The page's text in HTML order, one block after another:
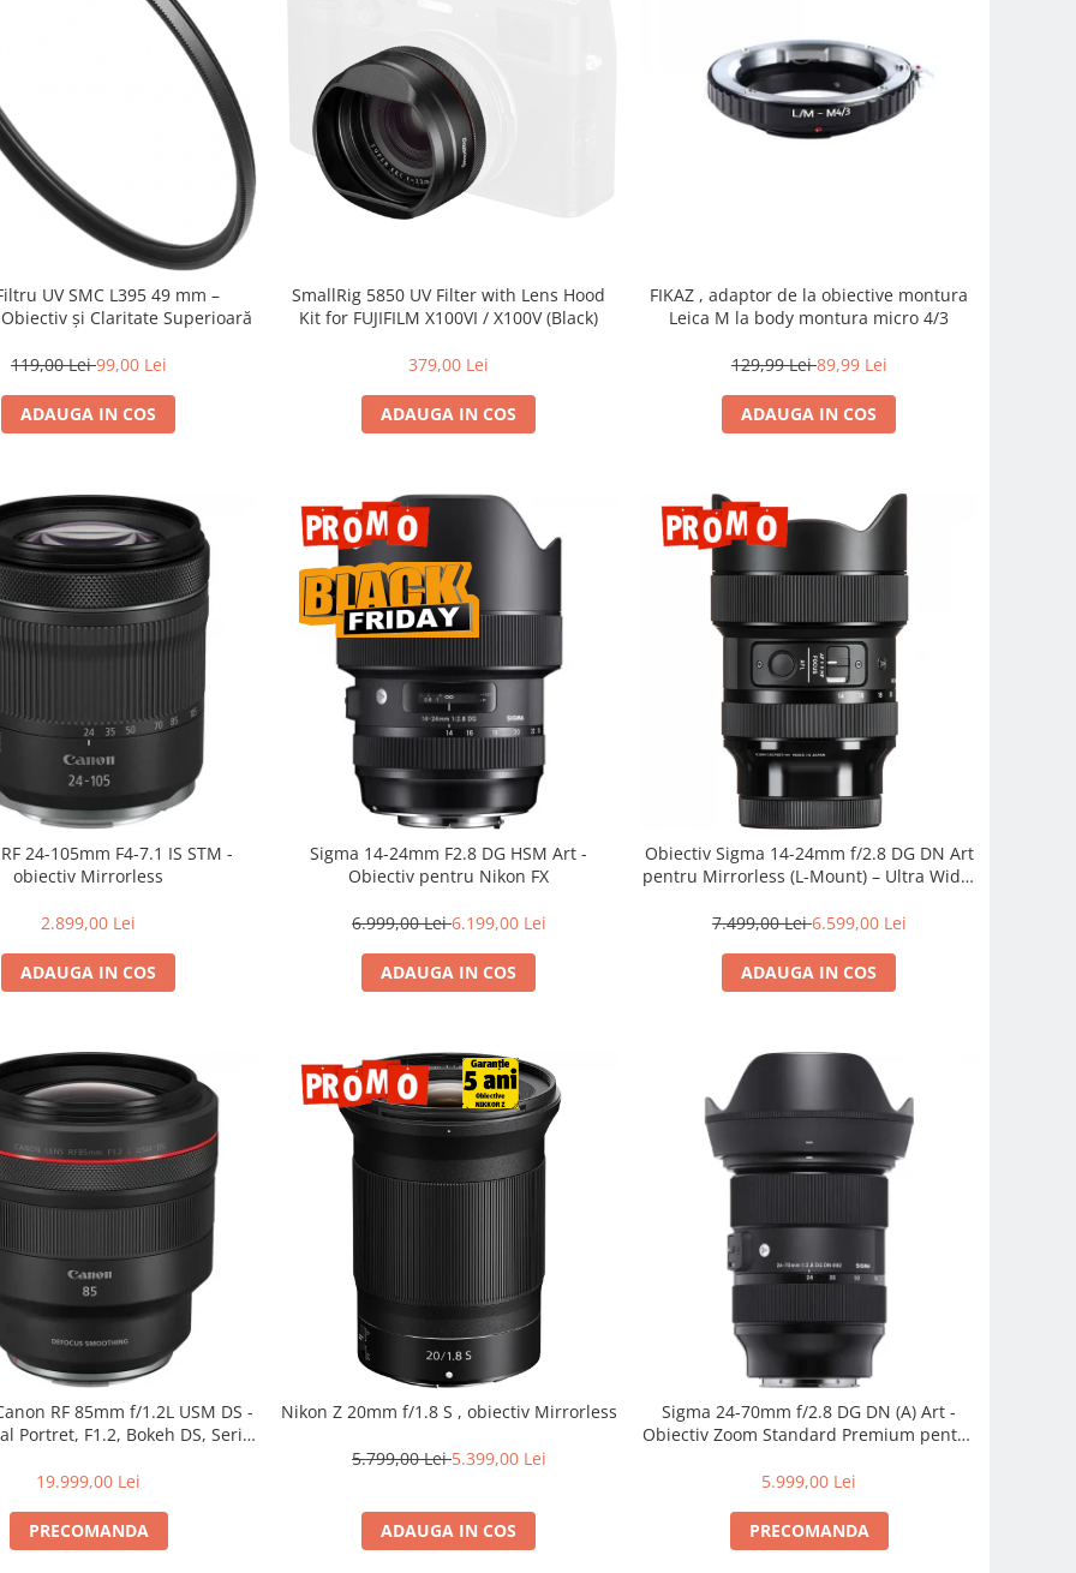
UV SMC L395 49 mm –
și Claritate Superioară
119,00 Lei99,00 Lei
ADAUGA IN COS
SmallRig 5850 UV Filter with Lens Hood
Kit for FUJIFILM X100VI / X100V (Black)
379,00 Lei
ADAUGA IN COS
FIKAZ , adaptor de la obiective montura
Leica M la body montura micro 4/3
129,99 Lei89,99 Lei
ADAUGA IN COS
24-105mm F4-7.1 IS STM -
obiectiv Mirrorless
2.899,00 Lei
ADAUGA IN COS
Sigma 14-24mm F2.8 DG HSM Art -
Obiectiv pentru Nikon FX
6.999,00 Lei6.199,00 Lei
ADAUGA IN COS
Obiectiv Sigma 14-24mm f/2.8 DG DN Art
pentru Mirrorless (L-Mount) – Ultra Wide,
7.499,00 Lei6.599,00 Lei
ADAUGA IN COS
RF 85mm f/1.2L USM DS -
Portret, F1.2, Bokeh DS, Seria
19.999,00 Lei
PRECOMANDA
Nikon Z 20mm f/1.8 S , obiectiv Mirrorless
5.799,00 Lei5.399,00 Lei
ADAUGA IN COS
Sigma 24-70mm f/2.8 DG DN (A) Art -
Obiectiv Zoom Standard Premium pentru
5.999,00 Lei
PRECOMANDA